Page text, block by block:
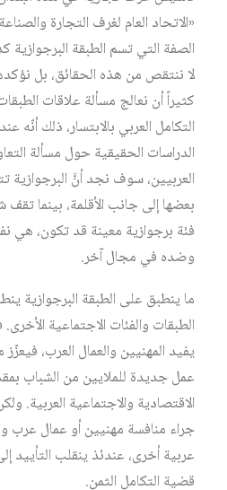
«الاتحاد العام لغرف التجارة
الصفة التي تسم الطبقة
لا ننتقص من هذه الحقائق، بل
كثيراً أن نعالج مسألة علاقات
التكامل العربي بالابتسار، ذلك أنّه
الدراسات الحقيقية حول مسألة
العربيين، سوف نجد أنَّ
بعضها إلى جانب الأقلمة، بينما
فئة برجوازية معينة قد تكون، هي
وضده في مجال آخر.
ما ينطبق على الطبقة البرجوازية
الطبقات والفئات الاجتماعية الأخرى.
يفيد المهنيين والعمال العرب،
عمل جديدة للملايين من الشباب
الاقتصادية والاجتماعية العربية.
جراء منافسة مهنيين أو عمال عرب
عربية أخرى، عندئذ ينقلب التأييد
قضية التكامل الثمن.